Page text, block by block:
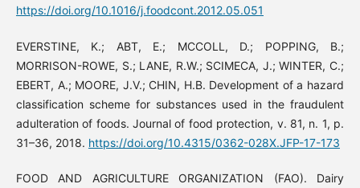
https://doi.org/10.1016/j.foodcont.2012.05.051
EVERSTINE, K.; ABT, E.; MCCOLL, D.; POPPING, B.;
MORRISON-ROWE, S.; LANE, R.W.; SCIMECA, J.; WINTER, C.;
EBERT, A.; MOORE, J.V.; CHIN, H.B. Development of a hazard
classification scheme for substances used in the fraudulent
adulteration of foods. Journal of food protection, v. 81, n. 1, p.
31–36, 2018. https://doi.org/10.4315/0362-028X.JFP-17-173
FOOD AND AGRICULTURE ORGANIZATION (FAO). Dairy